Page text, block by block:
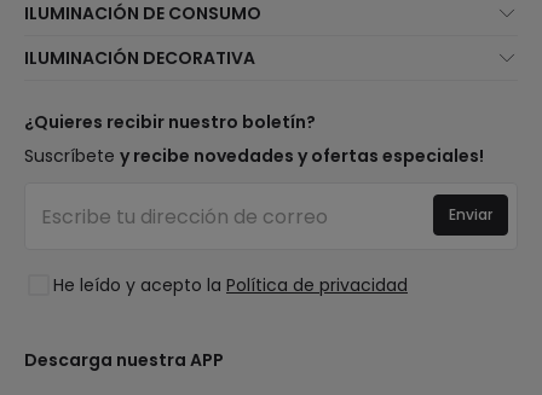
Atención al cliente
Métodos de envío
¿Eres profesional?
Tiendas
Preguntas frecuentes
Iniciar sesión
ILUMINACIÓN DE CONSUMO
Marcas
Presupuestos
Iluminación para empresas
ILUMINACIÓN DECORATIVA
Top Marcas
Espacios
Colecciones
LoveYouGreen
¿Quieres recibir nuestro boletín?
Suscríbete y recibe novedades y ofertas especiales!
He leído y acepto la Política de privacidad
Enviar
Descarga nuestra APP